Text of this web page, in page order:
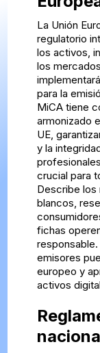
La Unión
regulatorio
los activos,
los
para la
MiCA tiene
armonizado
UE,
y la
crucial para
Describe los
blancos,
fichas
emisores
europeo y
activos